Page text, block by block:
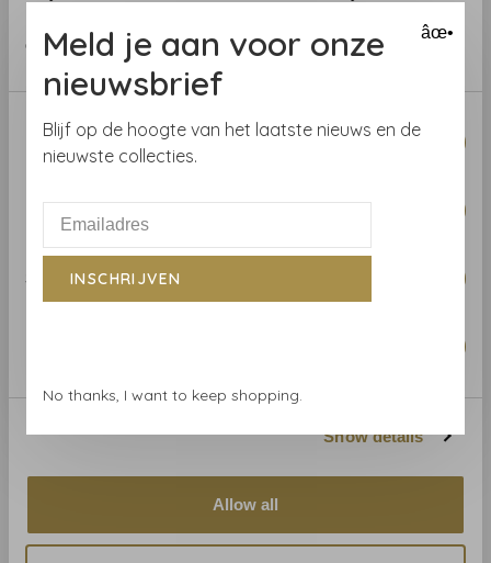
of their services.
Consent
Selection
Necessary
Statistics
Show details
Allow all
Thibaut
T75106
€153,00
T75107
€168,00
T75109
€168,00
âœ•
Meld je aan voor onze
nieuwsbrief
Blijf op de hoogte van het laatste nieuws en de
nieuwste collecties.
INSCHRIJVEN
No thanks, I want to keep shopping.